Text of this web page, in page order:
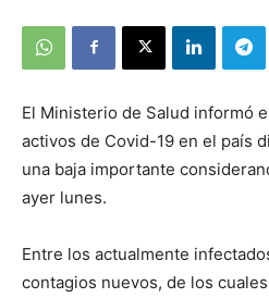
El Ministerio de Salud informó
activos de Covid-19 en el país
una baja importante
ayer lunes.
Entre los actualmente
contagios nuevos, de los